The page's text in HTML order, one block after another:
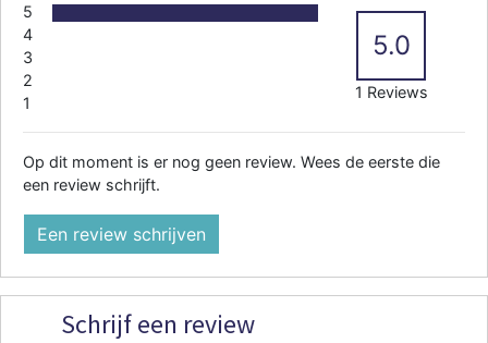
5
4
3
2
1
5.0
1 Reviews
Op dit moment is er nog geen review. Wees de eerste die
een review schrijft.
Een review schrijven
Schrijf een review